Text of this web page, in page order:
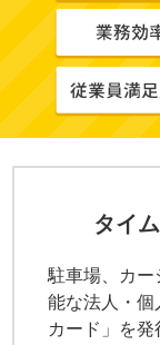
タイ
駐車場、カー
能な法人・個
カード」を発